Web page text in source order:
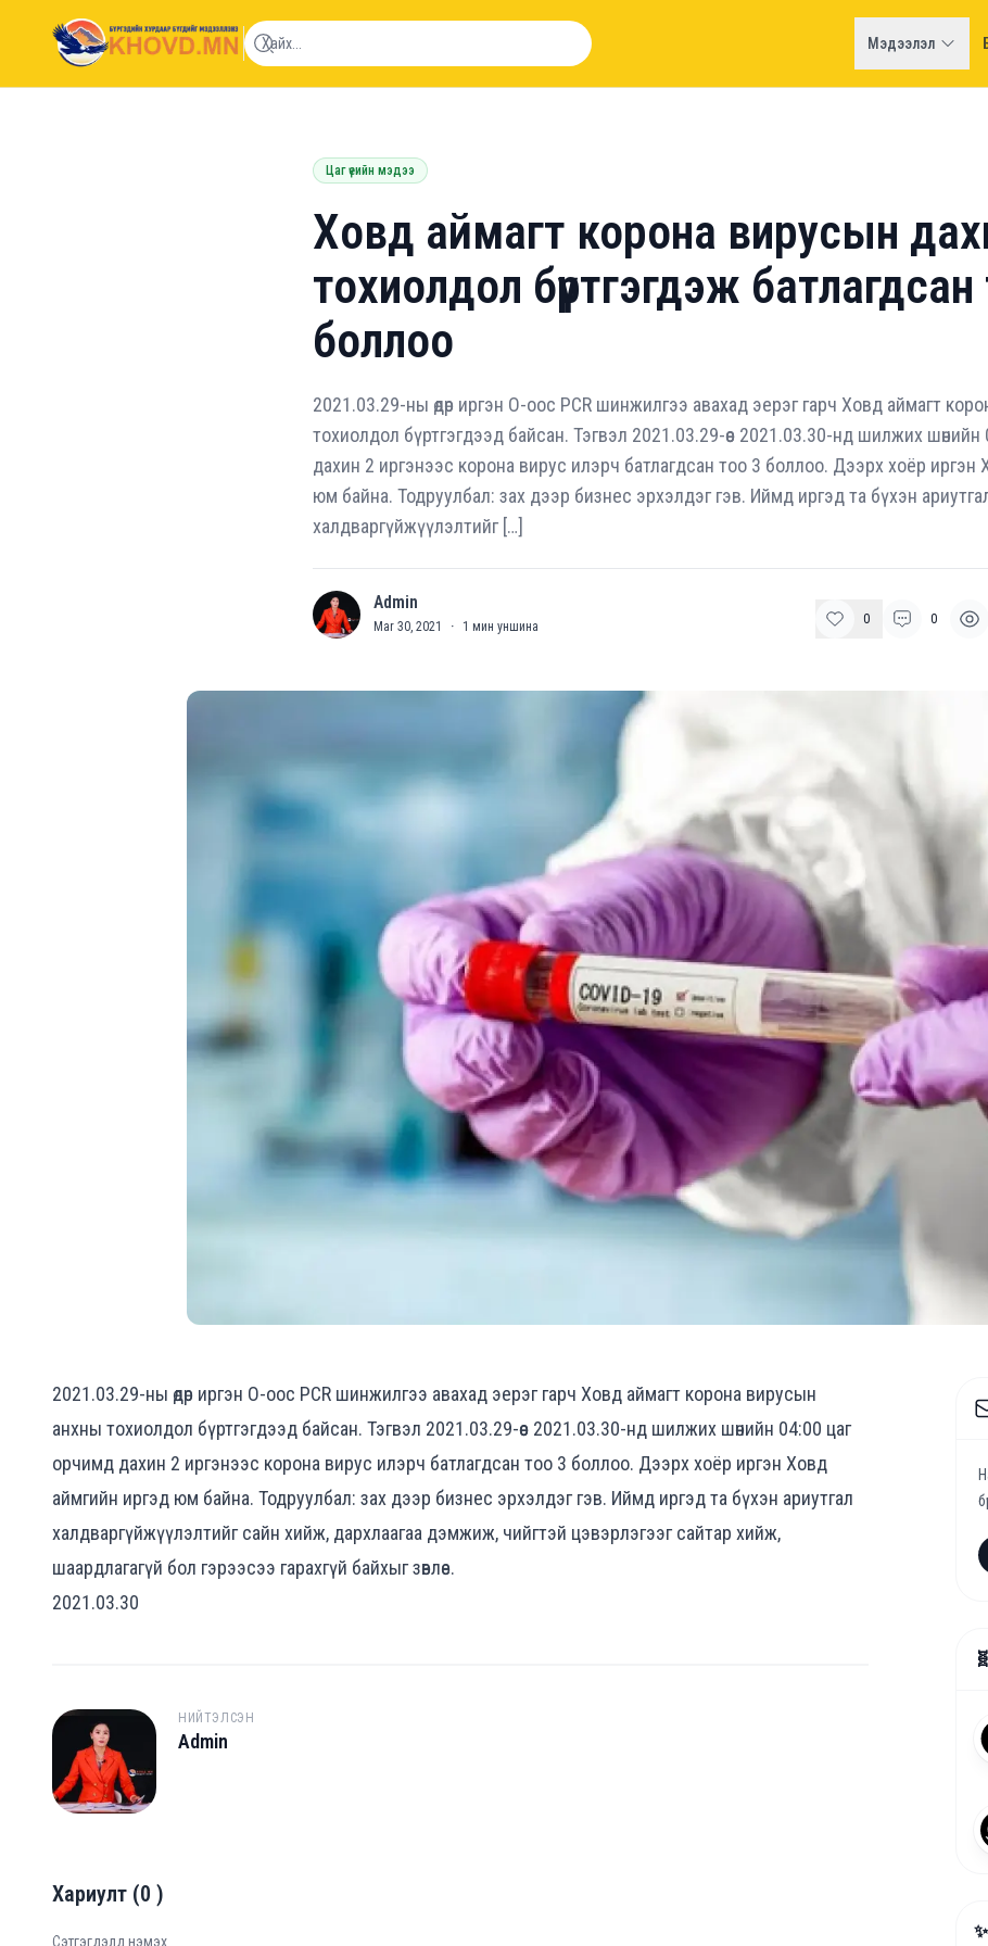
khovd.mn
Мэдээлэл
Цаг үеийн мэдээ
Ховд аймагт корона вирусын
тохиолдол бүртгэгдэж
боллоо
2021.03.29-ны өдөр иргэн О-оос PCR шинжилгээ авахад эерэг гарч Ховд аймагт
тохиолдол бүртгэгдээд байсан. Тэгвэл 2021.03.29-өөс 2021.03.30-нд шилжих
дахин 2 иргэнээс корона вирус илэрч батлагдсан тоо 3 боллоо. Дээрх хоёр иргэн
юм байна. Тодруулбал: зах дээр бизнес эрхэлдэг гэв. Иймд иргэд та бүхэн
халдваргүйжүүлэлтийг […]
A Admin
Mar 30, 2021 · 1 мин уншина 0 0
2021.03.29-ны өдөр иргэн О-оос PCR шинжилгээ авахад эерэг гарч Ховд аймагт корона вирусын
анхны тохиолдол бүртгэгдээд байсан. Тэгвэл 2021.03.29-өөс 2021.03.30-нд шилжих шөнийн 04:00 цаг
орчимд дахин 2 иргэнээс корона вирус илэрч батлагдсан тоо 3 боллоо. Дээрх хоёр иргэн Ховд
аймгийн иргэд юм байна. Тодруулбал: зах дээр бизнес эрхэлдэг гэв. Иймд иргэд та бүхэн ариутгал
халдваргүйжүүлэлтийг сайн хийж, дархлаагаа дэмжиж, чийгтэй цэвэрлэгээг сайтар хийж,
шаардлагагүй бол гэрээсээ гарахгүй байхыг зөвлөе.
2021.03.30
A
НИЙТЭЛСЭН
Admin
Хариулт (0 )